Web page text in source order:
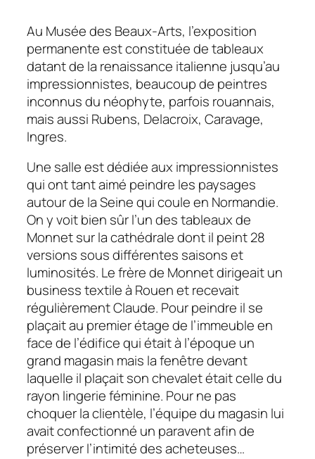
Au Musée des Beaux-Arts, l’exposition
permanente est constituée de tableaux
datant de la renaissance italienne jusqu’au
impressionnistes, beaucoup de peintres
inconnus du néophyte, parfois rouannais,
mais aussi Rubens, Delacroix, Caravage,
Ingres.
Une salle est dédiée aux impressionnistes
qui ont tant aimé peindre les paysages
autour de la Seine qui coule en Normandie.
On y voit bien sûr l’un des tableaux de
Monnet sur la cathédrale dont il peint 28
versions sous différentes saisons et
luminosités. Le frère de Monnet dirigeait un
business textile à Rouen et recevait
régulièrement Claude. Pour peindre il se
plaçait au premier étage de l’immeuble en
face de l’édifice qui était à l’époque un
grand magasin mais la fenêtre devant
laquelle il plaçait son chevalet était celle du
rayon lingerie féminine. Pour ne pas
choquer la clientèle, l’équipe du magasin lui
avait confectionné un paravent afin de
préserver l’intimité des acheteuses…